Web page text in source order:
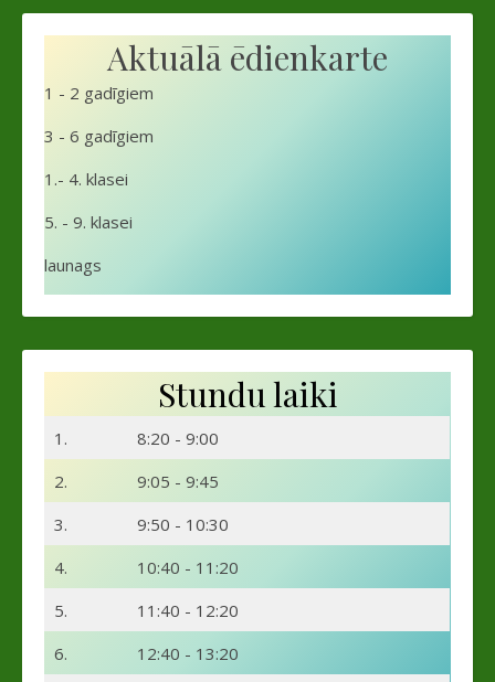
Aktuālā ēdienkarte
1 - 2 gadīgiem
3 - 6 gadīgiem
1.- 4. klasei
5. - 9. klasei
launags
Stundu laiki
1.
8:20 - 9:00
2.
9:05 - 9:45
3.
9:50 - 10:30
4.
10:40 - 11:20
5.
11:40 - 12:20
6.
12:40 - 13:20